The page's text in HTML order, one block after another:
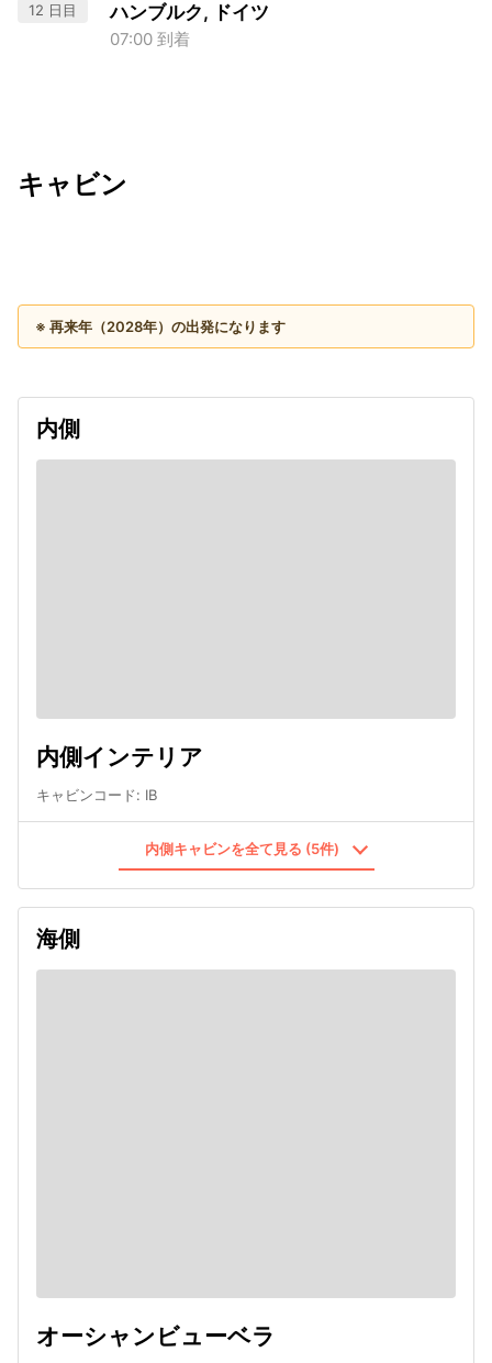
12 日目 ハンブルク, ドイツ
07:00 到着
キャビン
※ 再来年（2028年）の出発になります
内側
内側インテリア
キャビンコード: IB
内側キャビンを全て見る (5件)
海側
オーシャンビューベラ